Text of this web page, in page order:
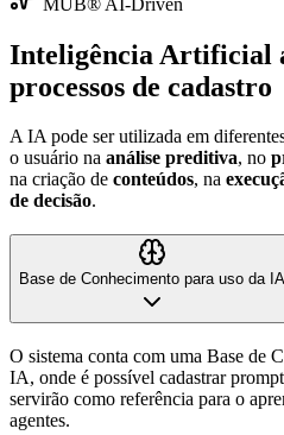
Inteligência Artificial
processos de cadastro
A IA pode ser utilizada em
o usuário na análise preditiva, no
na criação de conteúdos, na
de decisão.
Base de Conhecimento para uso da IA
O sistema conta com uma Base de
IA, onde é possível cadastrar
servirão como referência para o
agentes.